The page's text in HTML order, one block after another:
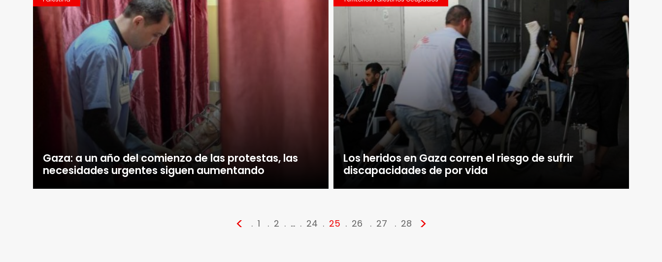
Gaza: a un año del comienzo de las protestas, las
necesidades urgentes siguen aumentando
Los heridos en Gaza corren el riesgo de sufrir
discapacidades de por vida
< 1 2 … 24 25 26 27 28 >